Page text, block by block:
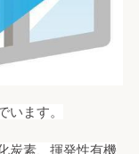
います。
炭素、揮発性有機